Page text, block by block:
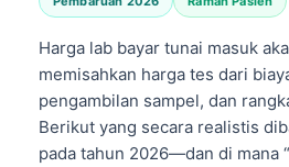
Harga lab bayar tunai masuk
memisahkan harga tes dari
pengambilan sampel, dan
Berikut yang secara realistis
pada tahun 2026—dan di mana